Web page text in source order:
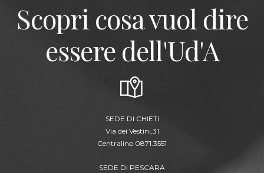
Scopri cosa vuol dire
essere dell'Ud'A
SEDE DI CHIETI
Via dei Vestini,31
Centralino 0871.3551
SEDE DI PESCARA